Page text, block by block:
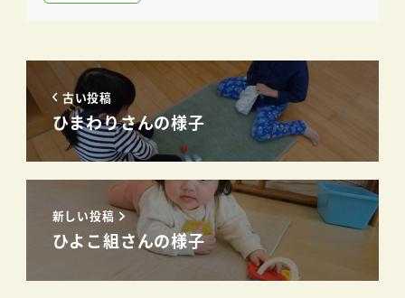
古い投稿
ひまわりさんの様子
新しい投稿
ひよこ組さんの様子